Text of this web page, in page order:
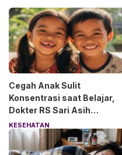
Cegah Anak Sulit
Konsentrasi saat Belajar,
Dokter RS Sari Asih
Anjurkan 6 Asupan Ini
KESEHATAN